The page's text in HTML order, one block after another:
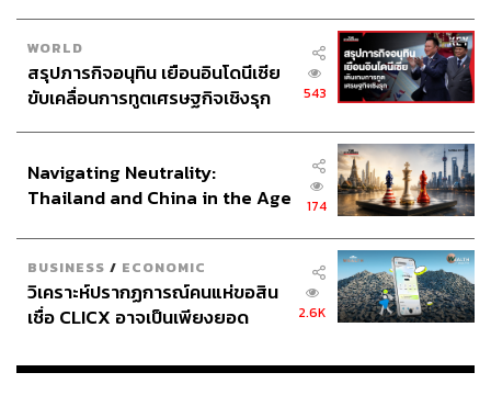
WORLD
สรุปภารกิจอนุทิน เยือนอินโดนีเซีย
ขับเคลื่อนการทูตเศรษฐกิจเชิงรุก
543
Navigating Neutrality:
Thailand and China in the Age
174
BUSINESS / ECONOMIC
วิเคราะห์ปรากฏการณ์คนแห่ขอสิน
เชื่อ CLICX อาจเป็นเพียงยอด
เรือนไทยที่ถูกซุกไว้
2.6K